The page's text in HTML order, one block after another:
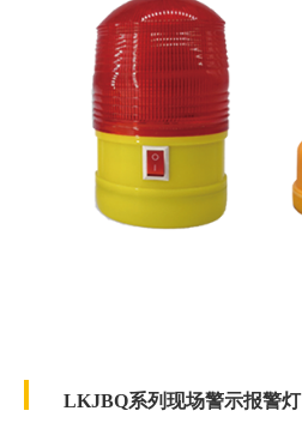
LKJBQ系列现场警示报警灯